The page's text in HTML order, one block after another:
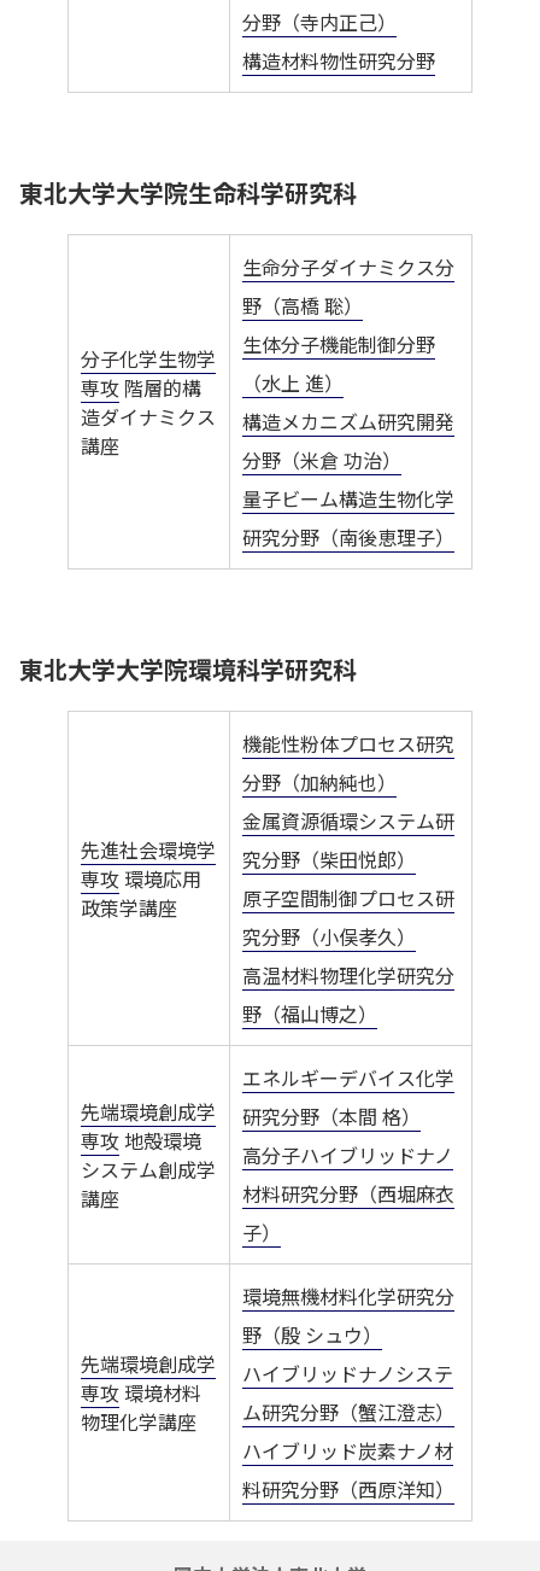
分野（寺内正己）
構造材料物性研究分野
東北大学大学院生命科学研究科
分子化学生物学
専攻 階層的構
造ダイナミクス
講座
生命分子ダイナミクス分
野（高橋 聡）
生体分子機能制御分野
（水上 進）
構造メカニズム研究開発
分野（米倉 功治）
量子ビーム構造生物化学
研究分野（南後恵理子）
東北大学大学院環境科学研究科
先進社会環境学
専攻環境応用
政策学講座
機能性粉体プロセス研究
分野（加納純也）
金属資源循環システム研
究分野（柴田悦郎）
原子空間制御プロセス研
究分野（小俣孝久）
高温材料物理化学研究分
野（福山博之）
先端環境創成学
専攻地殻環境
システム創成学
講座
エネルギーデバイス化学
研究分野（本間 格）
高分子ハイブリッドナノ
材料研究分野（西堀麻衣
子）
先端環境創成学
専攻環境材料
物理化学講座
環境無機材料化学研究分
野（殷 シュウ）
ハイブリッドナノシステ
ム研究分野（蟹江澄志）
ハイブリッド炭素ナノ材
料研究分野（西原洋知）